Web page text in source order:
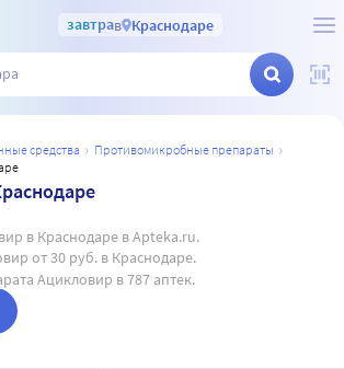
завтрав Краснодаре
средства
противомикробные препараты
в Краснодаре в Apteka.ru.
от 30 руб. в Краснодаре.
Ацикловир в 787 аптек.